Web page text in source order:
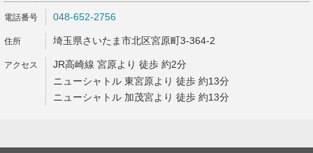
048-652-2756
埼玉県さいたま市北区宮原町3-364-2
JR高崎線 宮原より 徒歩 約2分
ニューシャトル 東宮原より 徒歩 約13分
ニューシャトル 加茂宮より 徒歩 約13分